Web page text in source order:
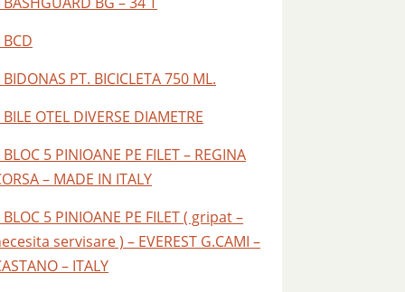
BCD
BIDONAS PT. BICICLETA 750 ML.
BILE OTEL DIVERSE DIAMETRE
BLOC 5 PINIOANE PE FILET – REGINA
– MADE IN ITALY
BLOC 5 PINIOANE PE FILET ( gripat –
servisare ) – EVEREST G.CAMI –
– ITALY